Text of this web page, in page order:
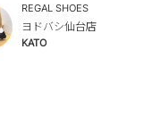
REGAL SHOES
ヨドバシ仙台店
KATO